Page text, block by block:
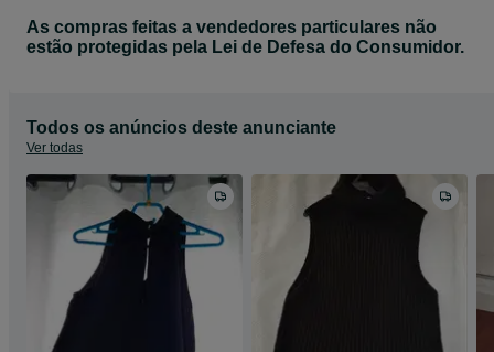
As compras feitas a vendedores particulares não
estão protegidas pela Lei de Defesa do Consumidor.
Todos os anúncios deste anunciante
Ver todas